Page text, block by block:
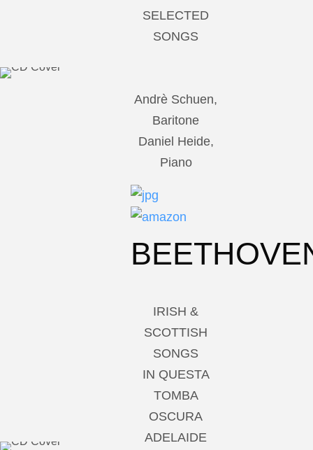
SELECTED
SONGS
Andrè Schuen,
Baritone
Daniel Heide,
Piano
IRISH &
SCOTTISH
SONGS
IN QUESTA
TOMBA
OSCURA
ADELAIDE